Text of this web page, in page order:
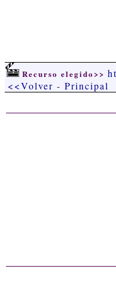
Recurso elegido>>
<<Volver - Principal